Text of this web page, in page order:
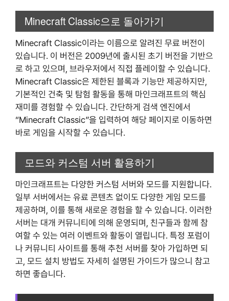
Minecraft Classic으로 돌아가기
Minecraft Classic이라는 이름으로 알려진 무료 버전이
있습니다. 이 버전은 2009년에 출시된 초기 버전을 기반으
로 하고 있으며, 브라우저에서 직접 플레이할 수 있습니다.
Minecraft Classic은 제한된 블록과 기능만 제공하지만,
기본적인 건축 및 탐험 활동을 통해 마인크래프트의 핵심
재미를 경험할 수 있습니다. 간단하게 검색 엔진에서
“Minecraft Classic”을 입력하여 해당 페이지로 이동하면
바로 게임을 시작할 수 있습니다.
모드와 커스텀 서버 활용하기
마인크래프트는 다양한 커스텀 서버와 모드를 지원합니다.
일부 서버에서는 유료 콘텐츠 없이도 다양한 게임 모드를
제공하며, 이를 통해 새로운 경험을 할 수 있습니다. 이러한
서버는 대개 커뮤니티에 의해 운영되며, 친구들과 함께 참
여할 수 있는 여러 이벤트와 활동이 열립니다. 특정 포럼이
나 커뮤니티 사이트를 통해 추천 서버를 찾아 가입하면 되
고, 모드 설치 방법도 자세히 설명된 가이드가 많으니 참고
하면 좋습니다.